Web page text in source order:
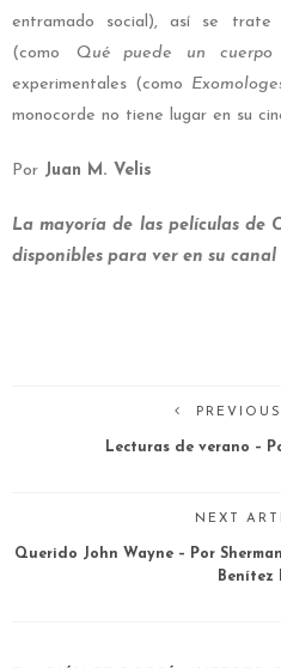
entramado social), así se trate
(como Qué puede un cuerpo
experimentales (como
monocorde no tiene lugar en su
Por Juan M. Velis
La mayoría de las películas de
disponibles para ver en su canal
Lecturas de verano –
NEXT
Querido John Wayne – Por
Benítez